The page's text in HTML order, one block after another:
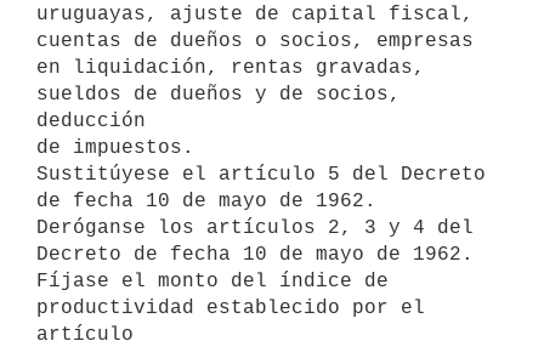
uruguayas, ajuste de capital fiscal,
cuentas de dueños o socios, empresas
en liquidación, rentas gravadas,
sueldos de dueños y de socios,
deducción
de impuestos.
Sustitúyese el artículo 5 del Decreto
de fecha 10 de mayo de 1962.
Deróganse los artículos 2, 3 y 4 del
Decreto de fecha 10 de mayo de 1962.
Fíjase el monto del índice de
productividad establecido por el
artículo